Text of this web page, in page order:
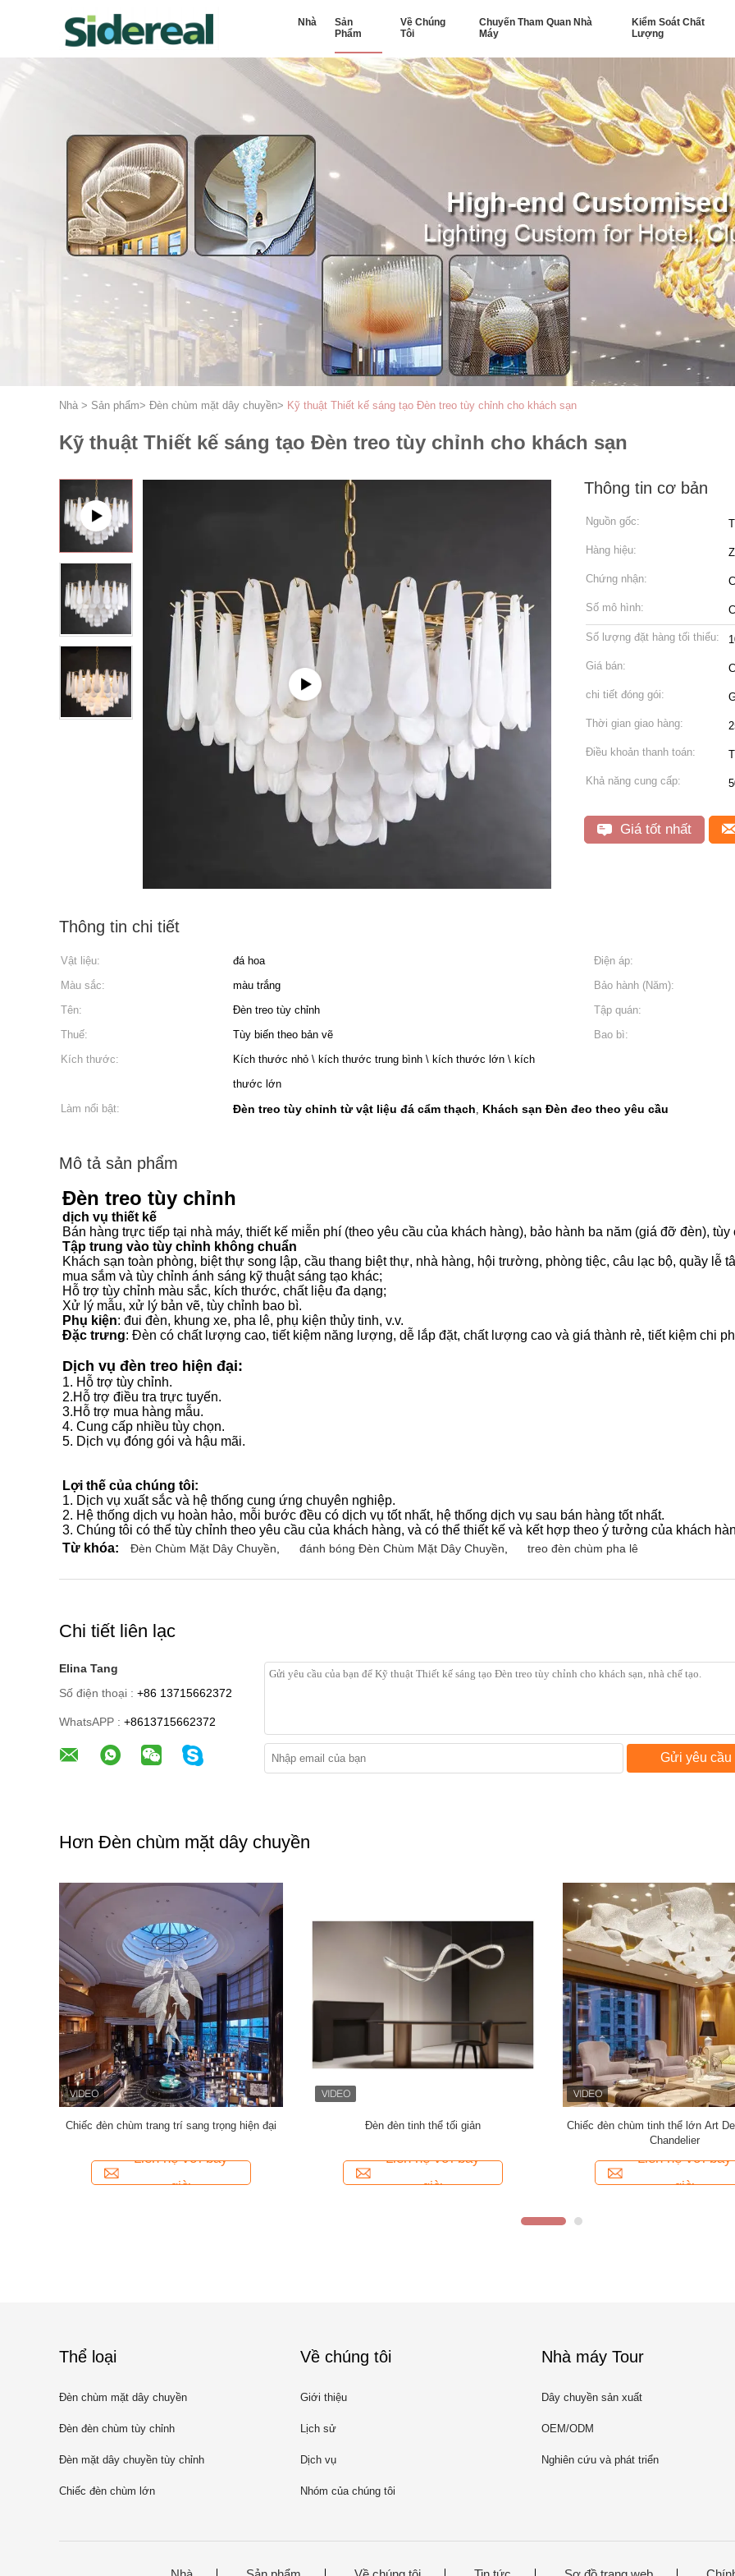
Nhà
Sản
Phẩm
Về Chúng
Tôi
Chuyến Tham Quan Nhà
Máy
Kiểm Soát Chất
Lượng
Nhà > Sản phẩm> Đèn chùm mặt dây chuyền> Kỹ thuật Thiết kế sáng tạo Đèn treo tùy chỉnh cho khách sạn
Kỹ thuật Thiết kế sáng tạo Đèn treo tùy chỉnh cho khách sạn
Thông tin cơ bản
Nguồn gốc:
Hàng hiệu:
Chứng nhận:
Số mô hình:
Số lượng đặt hàng tối thiểu:
Giá bán:
chi tiết đóng gói:
Thời gian giao hàng:
Điều khoản thanh toán:
Khả năng cung cấp:
Giá tốt nhất
Thông tin chi tiết
Vật liệu: đá hoa
Điện áp:
Màu sắc:
màu trắng
Bảo hành (Năm):
Tên:
Đèn treo tùy chỉnh
Tập quán:
Thuế:
Tùy biến theo bản vẽ
Bao bì:
Kích thước:
Kích thước nhỏ \ kích thước trung bình \ kích thước lớn \ kích
thước lớn
Làm nổi bật:
Đèn treo tùy chỉnh từ vật liệu đá cẩm thạch, Khách sạn Đèn đeo theo yêu cầu
Mô tả sản phẩm
Đèn treo tùy chỉnh
dịch vụ thiết kế
Bán hàng trực tiếp tại nhà máy, thiết kế miễn phí (theo yêu cầu của khách hàng), bảo hành ba năm (giá đỡ đèn), tùy
Tập trung vào tùy chỉnh không chuẩn
Khách sạn toàn phòng, biệt thự song lập, cầu thang biệt thự, nhà hàng, hội trường, phòng tiệc, câu lạc bộ, quầy lễ
mua sắm và tùy chỉnh ánh sáng kỹ thuật sáng tạo khác;
Hỗ trợ tùy chỉnh màu sắc, kích thước, chất liệu đa dạng;
Xử lý mẫu, xử lý bản vẽ, tùy chỉnh bao bì.
Phụ kiện: đui đèn, khung xe, pha lê, phụ kiện thủy tinh, v.v.
Đặc trưng: Đèn có chất lượng cao, tiết kiệm năng lượng, dễ lắp đặt, chất lượng cao và giá thành rẻ, tiết kiệm chi
Dịch vụ đèn treo hiện đại:
1. Hỗ trợ tùy chỉnh.
2.Hỗ trợ điều tra trực tuyến.
3.Hỗ trợ mua hàng mẫu.
4. Cung cấp nhiều tùy chọn.
5. Dịch vụ đóng gói và hậu mãi.
Lợi thế của chúng tôi:
1. Dịch vụ xuất sắc và hệ thống cung ứng chuyên nghiệp.
2. Hệ thống dịch vụ hoàn hảo, mỗi bước đều có dịch vụ tốt nhất, hệ thống dịch vụ sau bán hàng tốt nhất.
3. Chúng tôi có thể tùy chỉnh theo yêu cầu của khách hàng, và có thể thiết kế và kết hợp theo ý tưởng của khách
Từ khóa:
Đèn Chùm Mặt Dây Chuyền đánh bóng Đèn Chùm Mặt Dây Chuyền treo đèn chùm pha lê
Chi tiết liên lạc
Elina Tang
Số điện thoại : +86 13715662372
WhatsAPP : +8613715662372
Gửi yêu cầu
Hơn Đèn chùm mặt dây chuyền
Phòng khách / Phòng ngủ Kim loại K9 Crystal
Liên hệ với bây
giờ
Natural Alabaster Stone 3-Light Linear Pendant
Liên hệ với bây
giờ
Diamond Cut E14 Đèn chùm Mặt
chùm Đèn chống gỉ 100lm
Liên hệ với bây
giờ
Thể loại
Đèn chùm mặt dây chuyền
Đèn đèn chùm tùy chỉnh
Đèn mặt dây chuyền tùy chỉnh
Chiếc đèn chùm lớn
Về chúng tôi
Giới thiệu
Lịch sử
Dịch vụ
Nhóm của chúng tôi
Nhà máy Tour
Dây chuyền sản xuất
OEM/ODM
Nghiên cứu và phát triển